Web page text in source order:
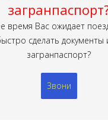
время Вас ожидает
сделать документы
загранпаспорт?
Звони